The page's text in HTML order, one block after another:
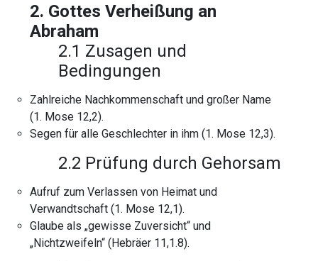
2. Gottes Verheißung an
Abraham
2.1 Zusagen und
Bedingungen
Zahlreiche Nachkommenschaft und großer Name
(1. Mose 12,2).
Segen für alle Geschlechter in ihm (1. Mose 12,3).
2.2 Prüfung durch Gehorsam
Aufruf zum Verlassen von Heimat und
Verwandtschaft (1. Mose 12,1).
Glaube als „gewisse Zuversicht“ und
„Nichtzweifeln“ (Hebräer 11,1.8).